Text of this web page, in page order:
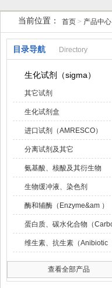
当前位置： 首页 > 产品中心
目录导航 Directory
生化试剂（sigma）
其它试剂
生化试剂盒
进口试剂（AMRESCO）
分离试剂及其它
氨基酸、核酸及其衍生物
生物缓冲液、染色剂
酶和辅酶（Enzyme&am ）
维生素、抗生素（Anibiotic
查看全部产品